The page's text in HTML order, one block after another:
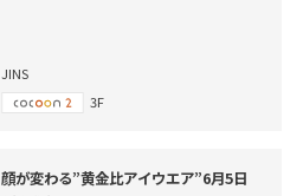
JINS
3F
顔が変わる”黄金比アイウエア”6月5日